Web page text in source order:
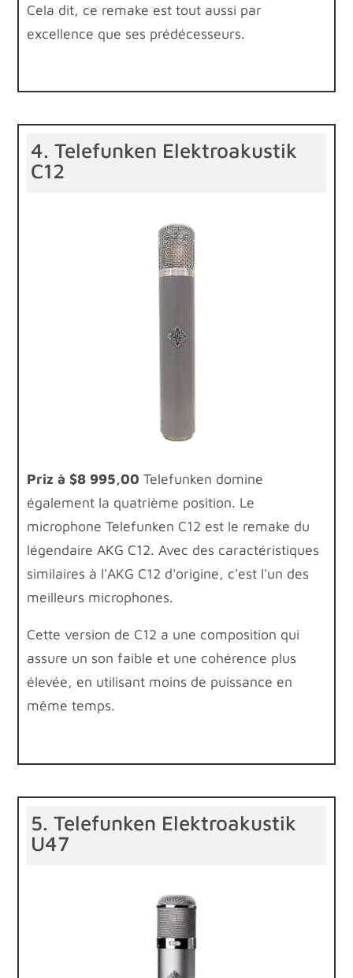
Cela dit, ce remake est tout aussi par
excellence que ses prédécesseurs.
4. Telefunken Elektroakustik
C12
Priz à $8 995,00 Telefunken domine
également la quatrième position. Le
microphone Telefunken C12 est le remake du
légendaire AKG C12. Avec des caractéristiques
similaires à l'AKG C12 d'origine, c'est l'un des
meilleurs microphones.
Cette version de C12 a une composition qui
assure un son faible et une cohérence plus
élevée, en utilisant moins de puissance en
même temps.
5. Telefunken Elektroakustik
U47